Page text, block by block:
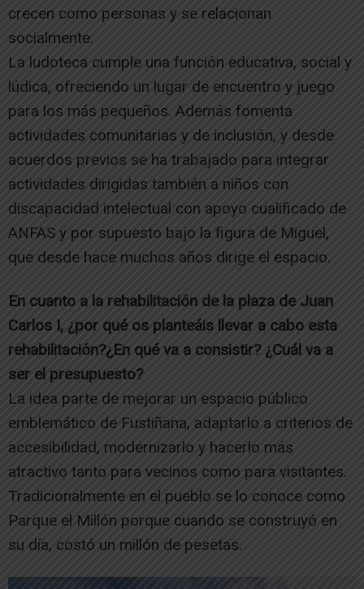
crecen como personas y se relacionan
socialmente.
La ludoteca cumple una función educativa, social y
lúdica, ofreciendo un lugar de encuentro y juego
para los más pequeños. Además fomenta
actividades comunitarias y de inclusión, y desde
acuerdos previos se ha trabajado para integrar
actividades dirigidas también a niños con
discapacidad intelectual con apoyo cualificado de
ANFAS y por supuesto bajo la figura de Miguel,
que desde hace muchos años dirige el espacio.
En cuanto a la rehabilitación de la plaza de Juan
Carlos I, ¿por qué os planteáis llevar a cabo esta
rehabilitación?¿En qué va a consistir? ¿Cuál va a
ser el presupuesto?
La idea parte de mejorar un espacio público
emblemático de Fustiñana, adaptarlo a criterios de
accesibilidad, modernizarlo y hacerlo más
atractivo tanto para vecinos como para visitantes.
Tradicionalmente en el pueblo se lo conoce como
Parque el Millón porque cuando se construyó en
su día, costó un millón de pesetas.